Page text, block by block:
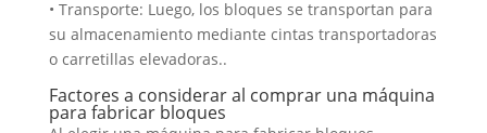
• Transporte: Luego, los bloques se transportan para
su almacenamiento mediante cintas transportadoras
o carretillas elevadoras..
Factores a considerar al comprar una máquina
para fabricar bloques